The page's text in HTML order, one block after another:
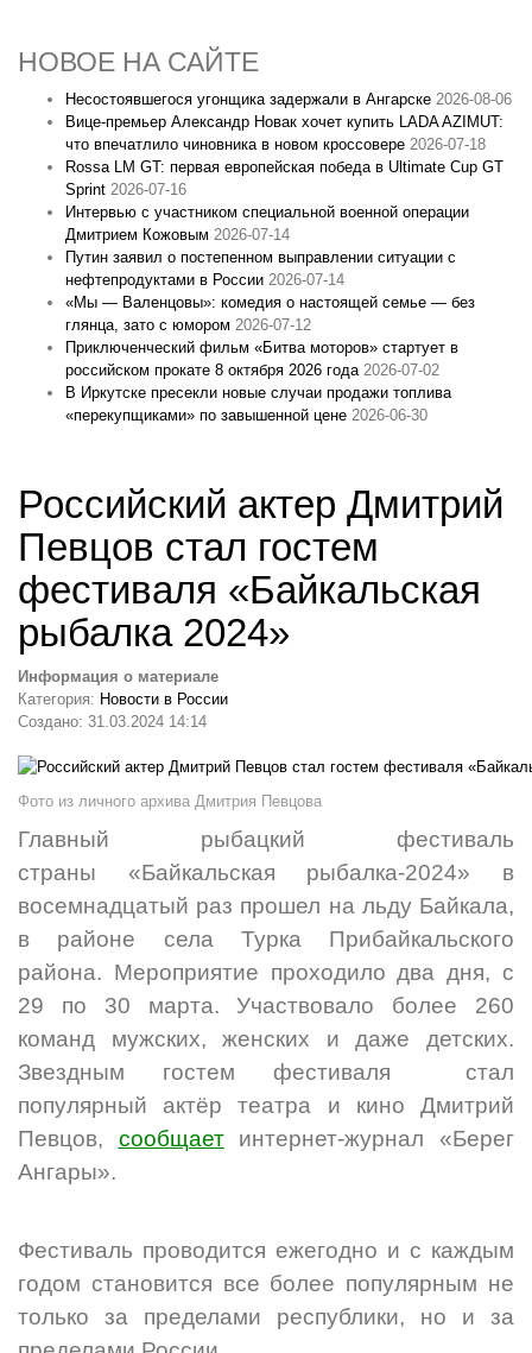
НОВОЕ НА САЙТЕ
Несостоявшегося угонщика задержали в Ангарске 2026-08-06
Вице‑премьер Александр Новак хочет купить LADA AZIMUT:
что впечатлило чиновника в новом кроссовере 2026-07-18
Rossa LM GT: первая европейская победа в Ultimate Cup GT
Sprint 2026-07-16
Интервью с участником специальной военной операции
Дмитрием Кожовым 2026-07-14
Путин заявил о постепенном выправлении ситуации с
нефтепродуктами в России 2026-07-14
«Мы — Валенцовы»: комедия о настоящей семье — без
глянца, зато с юмором 2026-07-12
Приключенческий фильм «Битва моторов» стартует в
российском прокате 8 октября 2026 года 2026-07-02
В Иркутске пресекли новые случаи продажи топлива
«перекупщиками» по завышенной цене 2026-06-30
Российский актер Дмитрий
Певцов стал гостем
фестиваля «Байкальская
рыбалка 2024»
Информация о материале
Категория: Новости в России
Создано: 31.03.2024 14:14
Фото из личного архива Дмитрия Певцова
Главный рыбацкий фестиваль
страны «Байкальская рыбалка-2024» в
восемнадцатый раз прошел на льду Байкала,
в районе села Турка Прибайкальского
района. Мероприятие проходило два дня, с
29 по 30 марта. Участвовало более 260
команд мужских, женских и даже детских.
Звездным гостем фестиваля стал
популярный актёр театра и кино Дмитрий
Певцов, сообщаетинтернет-журнал «Берег
Ангары».
Фестиваль проводится ежегодно и с каждым
годом становится все более популярным не
только за пределами республики, но и за